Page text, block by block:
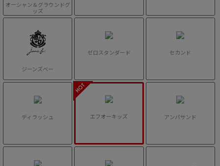
オーシャン＆グラウンドグ
ッズ
ジーンズベー
ゼロスタンダード セカンド
ディラッシュ エフオーキッズ アンパサンド